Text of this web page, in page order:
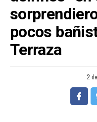
pocos
Terraza
2